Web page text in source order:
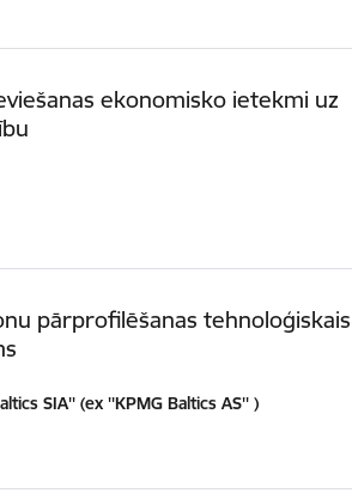
ekonomisko ietekmi uz
pārprofilēšanas
SIA'' (ex ''KPMG Baltics AS'' )